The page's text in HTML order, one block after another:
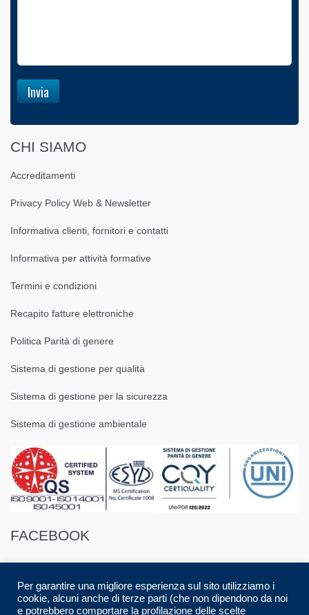
CHI SIAMO
Accreditamenti
Privacy Policy Web & Newsletter
Informativa clienti, fornitori e contatti
Informativa per attività formative
Termini e condizioni
Recapito fatture elettroniche
Politica Parità di genere
Sistema di gestione per qualità
Sistema di gestione per la sicurezza
Sistema di gestione ambientale
FACEBOOK
Per garantire una migliore esperienza sul sito utilizziamo i
cookie, alcuni anche di terze parti (che non dipendono da noi
e potrebbero comportare la profilazione delle scelte